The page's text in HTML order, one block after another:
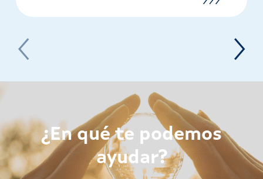
¿En qué te podemos
ayudar?